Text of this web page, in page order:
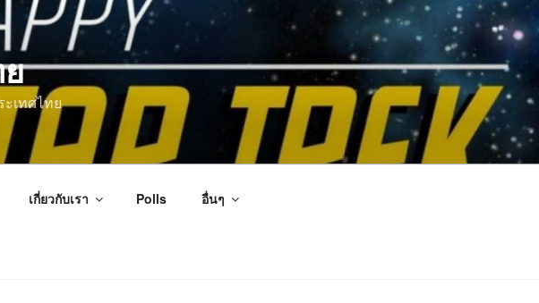
เทศไทย
เกี่ยวกับเรา Polls อื่นๆ